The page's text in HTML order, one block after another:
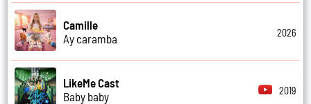
Camille
Ay caramba
2026
LikeMe Cast
Baby baby
2019